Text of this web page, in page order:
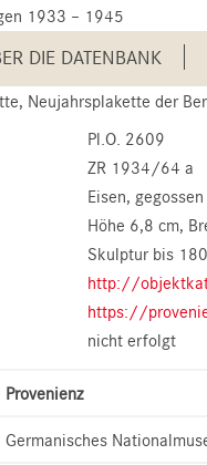
1933 – 1945
DIE DATENBANK
Neujahrsplakette der Berliner
Pl.O. 2609
ZR 1934/64 a
Eisen, gegossen
Höhe 6,8 cm
Skulptur bis
http://
https://
nicht erfolgt
Provenienz
Germanisches